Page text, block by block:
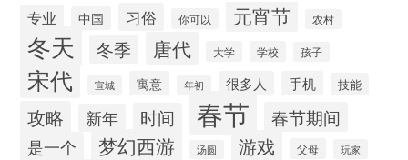
专业
中国 习俗 你可以 元宵节 农村
冬天 冬季 唐代 大学 学校 孩子
宋代 宣城 寓意 年初 很多人 手机 技能
攻略 新年 时间 春节 春节期间
是一个 梦幻西游 汤圆 游戏 父母 玩家